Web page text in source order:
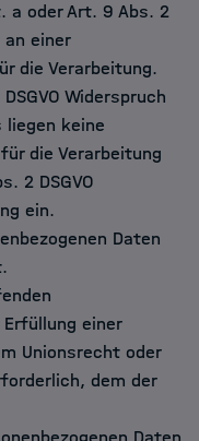
a oder Art. 9 Abs. 2
einer
die Verarbeitung.
Widerspruch
liegen keine
die Verarbeitung
2 DSGVO
ein.
Daten
einer
Unionsrecht oder
dem der